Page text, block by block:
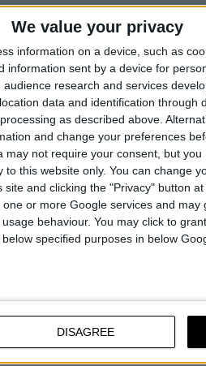
We value your privacy
information on a device, such as
information sent by a device for
research and services
data and identification through
as described above.
and change your preferences
not require your consent, but
to this website only. You can change
and clicking the "Privacy" button
or more Google services and
behaviour. You may click to
specified purposes in below
DISAGREE
4 - XL
40cc i više
SILK ZA TRIMER
OKRUGLI
Veoma kvalitetan
Pogodan za
Idealan za travu